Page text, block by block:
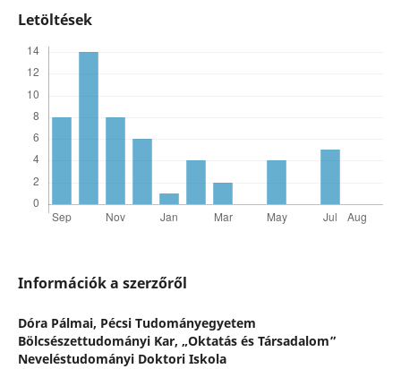
Letöltések
Információk a szerzőről
Dóra Pálmai, Pécsi Tudományegyetem
Bölcsészettudományi Kar, „Oktatás és Társadalom”
Neveléstudományi Doktori Iskola